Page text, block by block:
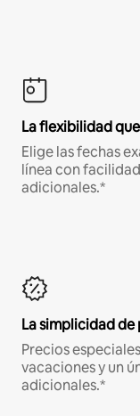
La flexibilidad
Elige las fechas
línea con
adicionales.*
La simplicidad de
Precios
vacaciones y un
adicionales.*